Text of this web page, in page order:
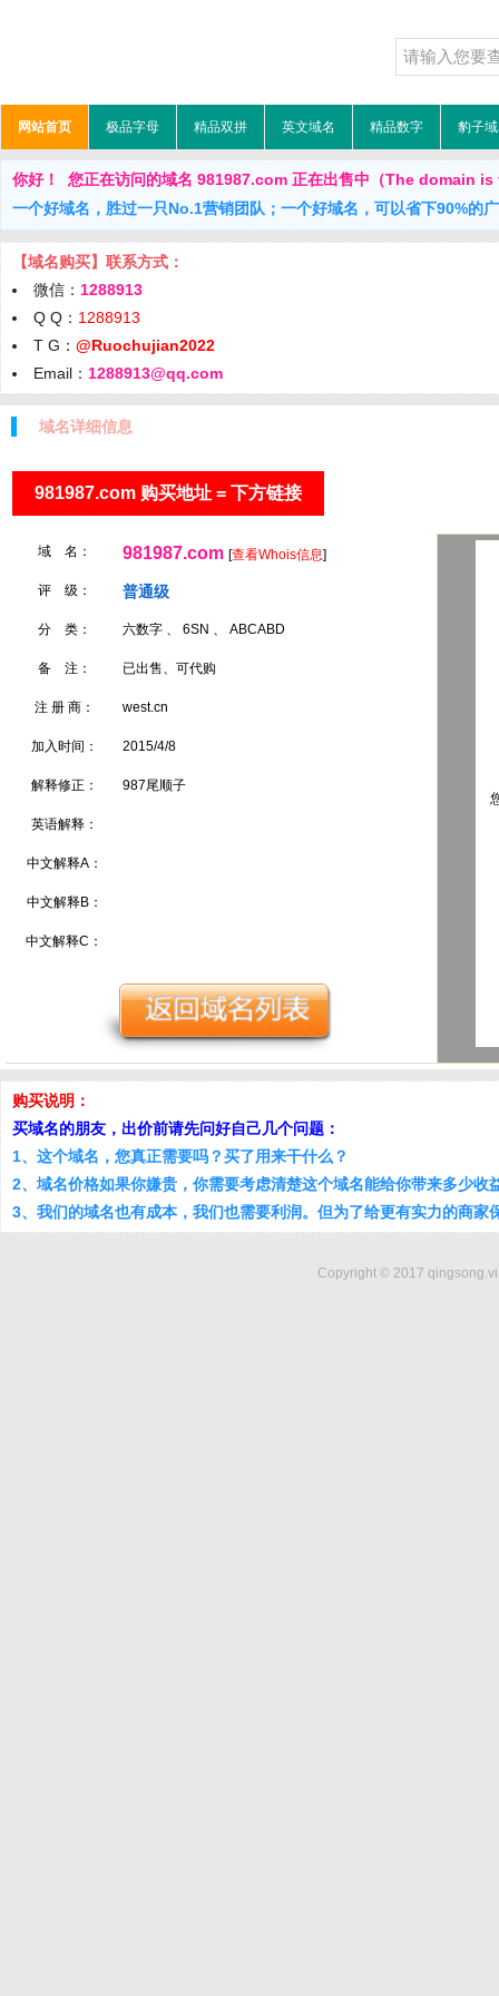
网站首页 极品字母 精品双拼 英文域名 精品数字 豹子
你好！ 您正在访问的域名 981987.com 正在出售中（The domain
一个好域名，胜过一只No.1营销团队；一个好域名，可以省下90%的
【域名购买】联系方式：
微信： 1288913
Q Q： 1288913
T G： @Ruochujian2022
Email： 1288913@qq.com
域名详细信息
981987.com 购买地址 = 下方链接
域 名： 981987.com [查看Whois信息]
评 级： 普通级
分 类： 六数字 、 6SN 、 ABCABD
备 注： 已出售、可代购
注 册 商： west.cn
加入时间： 2015/4/8
解释修正： 987尾顺子
英语解释：
中文解释A：
中文解释B：
中文解释C：
购买说明：
买域名的朋友，出价前请先问好自己几个问题：
1、这个域名，您真正需要吗？买了用来干什么？
2、域名价格如果你嫌贵，你需要考虑清楚这个域名能给你带来多少收
3、我们的域名也有成本，我们也需要利润。但为了给更有实力的商家
Copyright © 2017